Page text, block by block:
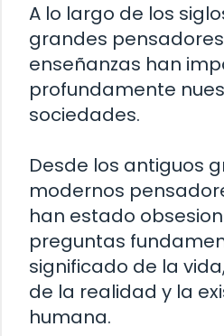
A lo largo de los
grandes
enseñanzas han
profundamente
sociedades.
Desde los antiguos
modernos
han estado
preguntas
significado de la
de la realidad y la
humana.